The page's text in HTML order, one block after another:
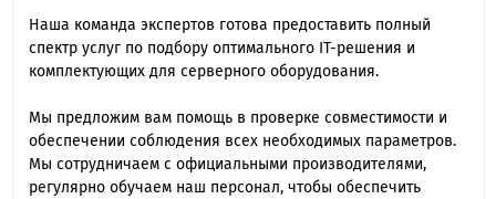
Наша команда экспертов готова предоставить полный
спектр услуг по подбору оптимального IT-решения и
комплектующих для серверного оборудования.
Мы предложим вам помощь в проверке совместимости и
обеспечении соблюдения всех необходимых параметров.
Мы сотрудничаем с официальными производителями,
регулярно обучаем наш персонал, чтобы обеспечить